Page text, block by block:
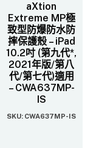
aXtion
Extreme MP極
致型防爆防水防
摔保護殼 – iPad
10.2吋 (第九代*,
2021年版/第八
代/第七代)​適用
– CWA637MP-
IS
SKU: CWA637MP-IS